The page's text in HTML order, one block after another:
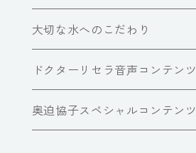
大切な水へのこだわり
ドクターリセラ音声コンテンツ
奥迫協子スペシャルコンテンツ